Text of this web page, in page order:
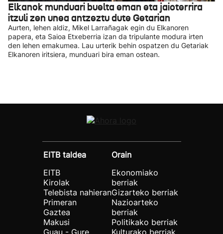
Elkanok munduari buelta eman eta jaioterrira
itzuli zen unea antzeztu dute Getarian
Aurten, lehen aldiz, Mikel Larrañagak egin du Elkanoren
papera, eta Saioa Etxeberria izan da tripulante modura irten
den lehen emakumea. Lau urterik behin ospatzen du Getariak
Elkanoren iritsiera, munduari bira eman ostean.
EITB taldea
EITB
Kirolak
Telebista nahieran
Primeran
Gaztea
Makusi
Guau - Gure
Orain
Ekonomiako
berriak
Gizarteko berriak
Nazioarteko
berriak
Politikako berriak
Kulturako berriak